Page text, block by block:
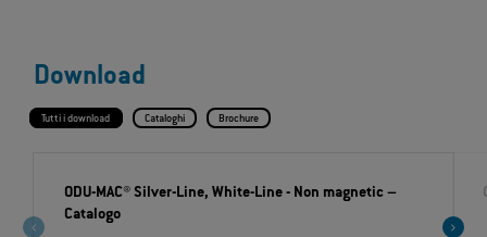
Download
Tutti i download Cataloghi Brochure
ODU-MAC® Silver-Line, White-Line - Non magnetic–
Catalogo